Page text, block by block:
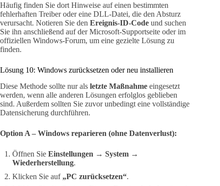
Häufig finden Sie dort Hinweise auf einen bestimmten
fehlerhaften Treiber oder eine DLL-Datei, die den Absturz
verursacht. Notieren Sie den Ereignis-ID-Code und suchen
Sie ihn anschließend auf der Microsoft-Supportseite oder im
offiziellen Windows-Forum, um eine gezielte Lösung zu
finden.
Lösung 10: Windows zurücksetzen oder neu installieren
Diese Methode sollte nur als letzte Maßnahme eingesetzt
werden, wenn alle anderen Lösungen erfolglos geblieben
sind. Außerdem sollten Sie zuvor unbedingt eine vollständige
Datensicherung durchführen.
Option A – Windows reparieren (ohne Datenverlust):
Öffnen Sie Einstellungen → System →
Wiederherstellung.
Klicken Sie auf „PC zurücksetzen“.